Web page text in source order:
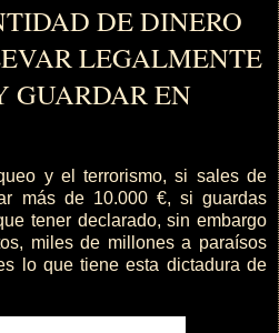
DE DINERO
LEGALMENTE
GUARDAR EN
y el terrorismo, si sales de
más de 10.000 €, si guardas
tener declarado, sin embargo
miles de millones a paraísos
lo que tiene esta dictadura de